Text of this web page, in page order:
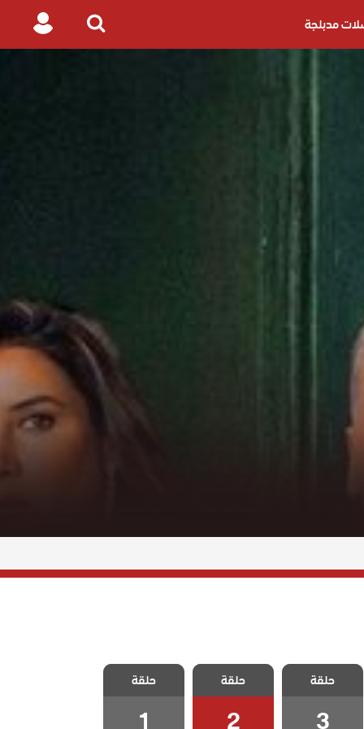
مدبلجة
Search
Login
مسلسل ازهار
الثلج الحلقة 3
حلقة
3
مسلسل ازهار
الثلج الحلقة 2
حلقة
2
مسلسل ازهار
الثلج الحلقة 1
حلقة
1